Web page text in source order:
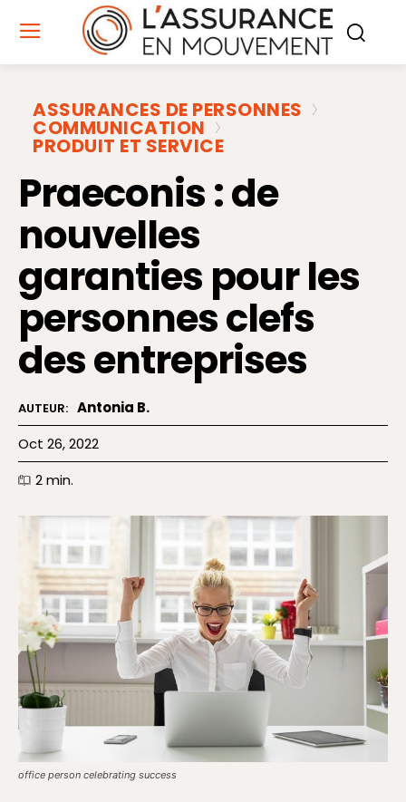
ASSURANCES DE PERSONNES
COMMUNICATION
PRODUIT ET SERVICE
Praeconis : de
nouvelles
garanties pour les
personnes clefs
des entreprises
AUTEUR: Antonia B.
Oct 26, 2022
2min.
office person celebrating success